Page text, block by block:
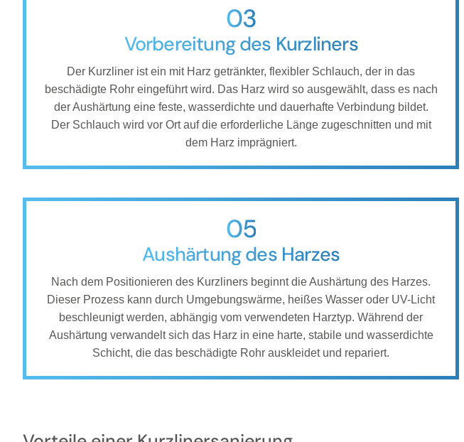
03
Vorbereitung des Kurzliners
Der Kurzliner ist ein mit Harz getränkter, flexibler Schlauch, der in das
beschädigte Rohr eingeführt wird. Das Harz wird so ausgewählt, dass es nach
der Aushärtung eine feste, wasserdichte und dauerhafte Verbindung bildet.
Der Schlauch wird vor Ort auf die erforderliche Länge zugeschnitten und mit
dem Harz imprägniert.
05
Aushärtung des Harzes
Nach dem Positionieren des Kurzliners beginnt die Aushärtung des Harzes.
Dieser Prozess kann durch Umgebungswärme, heißes Wasser oder UV-Licht
beschleunigt werden, abhängig vom verwendeten Harztyp. Während der
Aushärtung verwandelt sich das Harz in eine harte, stabile und wasserdichte
Schicht, die das beschädigte Rohr auskleidet und repariert.